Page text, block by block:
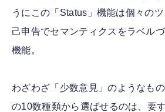
うにこの「Status」機能は個々の
己申告でセマンティクスをラベル
機能。
わざわざ「少数意見」のようなも
の10数種類から選ばせるのは、要